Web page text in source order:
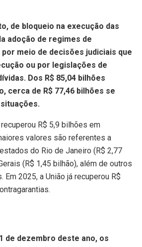
de bloqueio na execução das
adoção de regimes de
meio de decisões judiciais que
ou por legislações de
Dos R$ 85,04 bilhões
cerca de R$ 77,46 bilhões se
R$ 5,9 bilhões em
valores são referentes a
do Rio de Janeiro (R$ 2,77
(R$ 1,45 bilhão), além de outros
2025, a União já recuperou R$
de dezembro deste ano, os